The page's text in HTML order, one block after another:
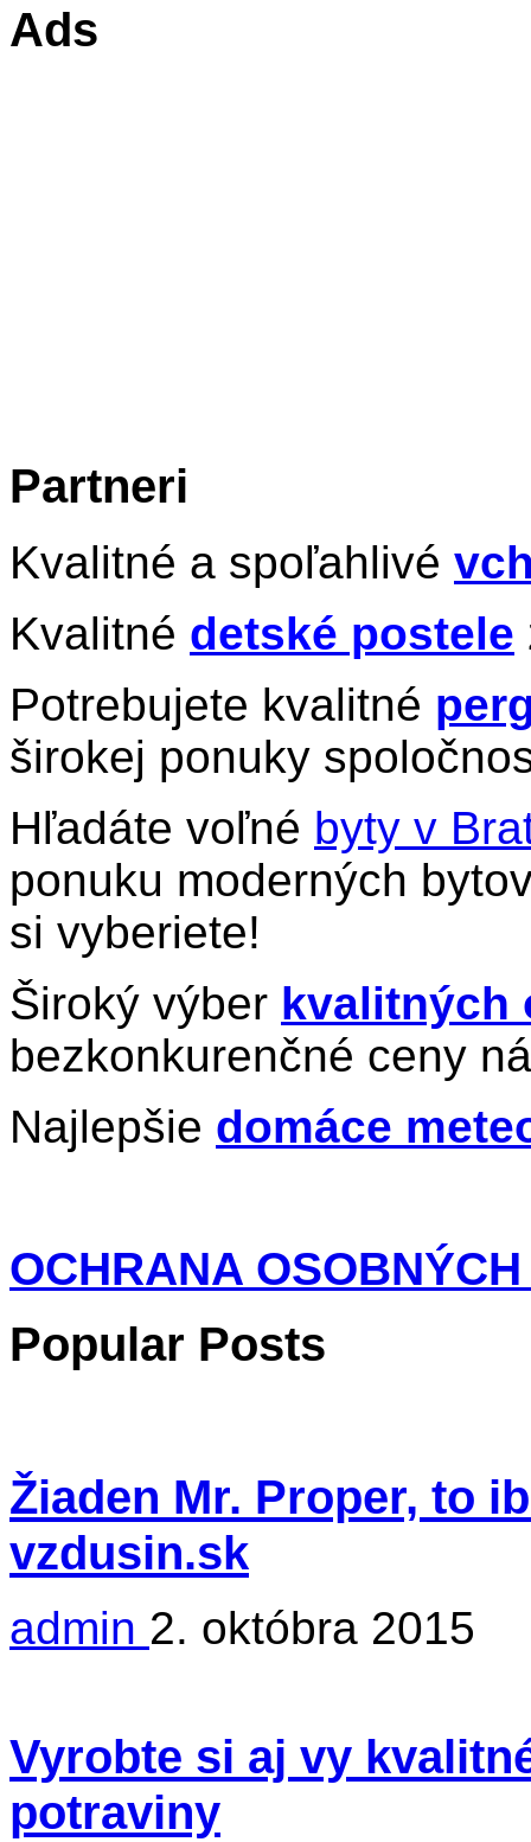
Ads
Partneri
Kvalitné a spoľahlivé
Kvalitné detské postele
Potrebujete kvalitné
širokej ponuky
Hľadáte voľné byty v
ponuku moderných
si vyberiete!
Široký výber kvalitných
bezkonkurenčné ceny
Najlepšie domáce
OCHRANA
Popular Posts
Žiaden Mr. Proper, to
vzdusin.sk
admin 2. októbra 2015
Vyrobte si aj vy
potraviny